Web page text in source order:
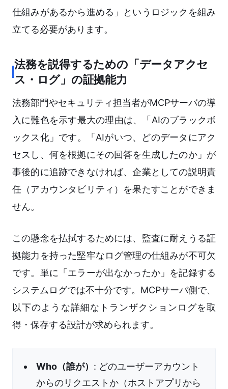
仕組みがあるから進める」というロジックを組み
立てる必要があります。
法務を説得するための「データアクセ
ス・ログ」の証拠能力
法務部門やセキュリティ担当者がMCPサーバの導
入に難色を示す最大の理由は、「AIのブラックボ
ックス化」です。「AIがいつ、どのデータにアク
セスし、何を根拠にその回答を生成したのか」が
事後的に追跡できなければ、企業としての説明責
任（アカウンタビリティ）を果たすことができま
せん。
この懸念を払拭するためには、監査に耐えうる証
拠能力を持った堅牢なログ管理の仕組みが不可欠
です。単に「エラーが出なかったか」を記録する
システムログでは不十分です。MCPサーバ側で、
以下のような詳細なトランザクションログを取
得・保存する設計が求められます。
Who（誰が） : どのユーザーアカウント
からのリクエストか（ホストアプリから